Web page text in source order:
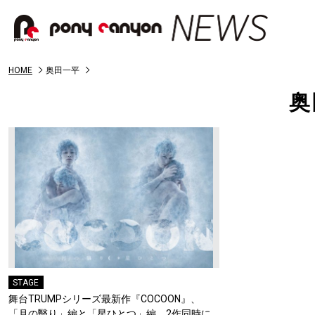
HOME 奥田一平
STAGE
舞台TRUMPシリーズ最新作『COCOON』、